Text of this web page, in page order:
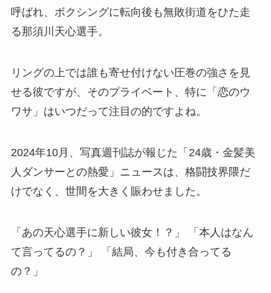
呼ばれ、ボクシングに転向後も無敗街道をひた走
る那須川天心選手。
リングの上では誰も寄せ付けない圧巻の強さを見
せる彼ですが、そのプライベート、特に「恋のウ
ワサ」はいつだって注目の的ですよね。
2024年10月、写真週刊誌が報じた「24歳・金髪美
人ダンサーとの熱愛」ニュースは、格闘技界隈だ
けでなく、世間を大きく賑わせました。
「あの天心選手に新しい彼女！？」 「本人はなん
て言ってるの？」 「結局、今も付き合ってる
の？」